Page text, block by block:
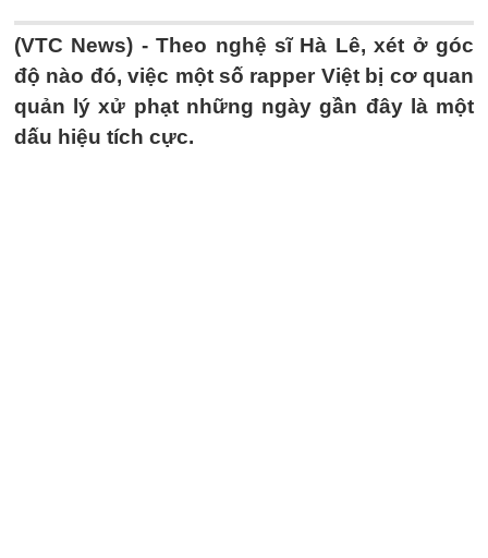
(VTC News) -Theo nghệ sĩ Hà Lê, xét ở góc
độ nào đó, việc một số rapper Việt bị cơ quan
quản lý xử phạt những ngày gần đây là một
dấu hiệu tích cực.